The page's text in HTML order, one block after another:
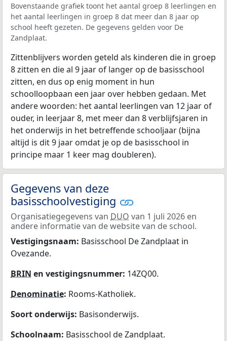
Bovenstaande grafiek toont het aantal groep 8 leerlingen en
het aantal leerlingen in groep 8 dat meer dan 8 jaar op
school heeft gezeten. De gegevens gelden voor De
Zandplaat.
Zittenblijvers worden geteld als kinderen die in groep
8 zitten en die al 9 jaar of langer op de basisschool
zitten, en dus op enig moment in hun
schoolloopbaan een jaar over hebben gedaan. Met
andere woorden: het aantal leerlingen van 12 jaar of
ouder, in leerjaar 8, met meer dan 8 verblijfsjaren in
het onderwijs in het betreffende schooljaar (bijna
altijd is dit 9 jaar omdat je op de basisschool in
principe maar 1 keer mag doubleren).
Gegevens van deze
basisschoolvestiging
Organisatiegegevens van DUO van 1 juli 2026 en
andere informatie van de website van de school.
Vestigingsnaam: Basisschool De Zandplaat in
Ovezande.
BRIN en vestigingsnummer: 14ZQ00.
Denominatie: Rooms-Katholiek.
Soort onderwijs: Basisonderwijs.
Schoolnaam: Basisschool de Zandplaat.